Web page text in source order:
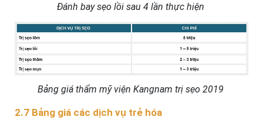
Đánh bay sẹo lồi sau 4 lần thực hiện
Bảng giá thẩm mỹ viện Kangnam trị sẹo 2019
2.7 Bảng giá các dịch vụ trẻ hóa